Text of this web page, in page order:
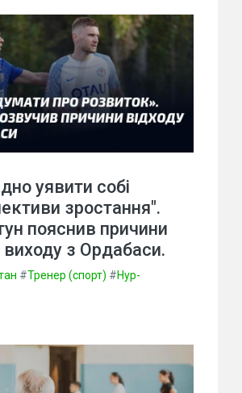
уявити собі
зростання".
пояснив причини
виходу з Ордабаси.
#Тренер (спорт) #Нур-